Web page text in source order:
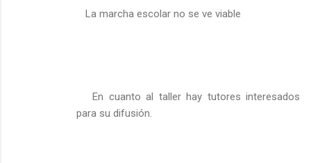
La marcha escolar no se ve viable
En cuanto al taller hay tutores interesados
para su difusión.